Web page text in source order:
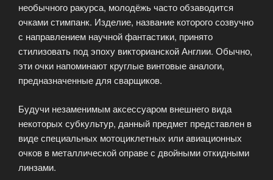
необычного ракурса, молодёжь часто обзаводится
очками стимпанк. Изделие, название которого созвучно
с направлением научной фантастики, принято
стилизовать под эпоху викторианской Англии. Обычно,
эти очки напоминают круглые винтовые аналоги,
предназначенные для сварщиков.
Будучи незаменимым аксессуаром внешнего вида
некоторых субкультур, данный предмет представлен в
виде специальных мотоциклетных или авиационных
очков в металлической оправе с двойными откидными
линзами.